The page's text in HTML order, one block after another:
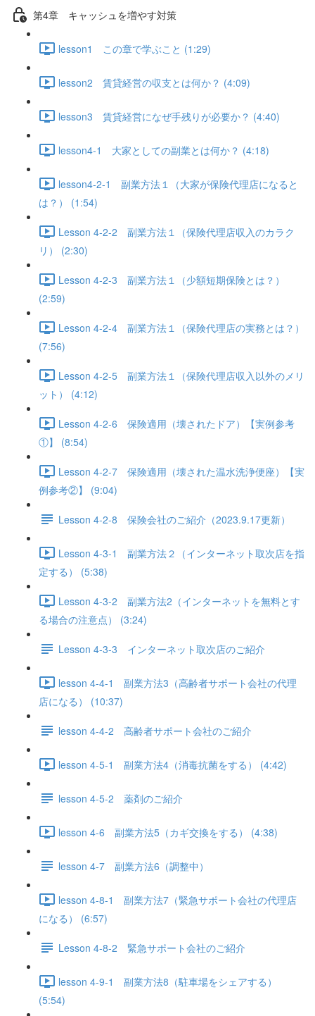
第4章 キャッシュを増やす対策
lesson1 この章で学ぶこと (1:29)
lesson2 賃貸経営の収支とは何か？ (4:09)
lesson3 賃貸経営になぜ手残りが必要か？ (4:40)
lesson4-1 大家としての副業とは何か？ (4:18)
lesson4-2-1 副業方法１（大家が保険代理店になると
は？） (1:54)
Lesson 4-2-2 副業方法１（保険代理店収入のカラク
リ） (2:30)
Lesson 4-2-3 副業方法１（少額短期保険とは？）
(2:59)
Lesson 4-2-4 副業方法１（保険代理店の実務とは？）
(7:56)
Lesson 4-2-5 副業方法１（保険代理店収入以外のメリ
ット） (4:12)
Lesson 4-2-6 保険適用（壊されたドア）【実例参考
①】 (8:54)
Lesson 4-2-7 保険適用（壊された温水洗浄便座）【実
例参考②】 (9:04)
Lesson 4-2-8 保険会社のご紹介（2023.9.17更新）
Lesson 4-3-1 副業方法２（インターネット取次店を指
定する） (5:38)
Lesson 4-3-2 副業方法2（インターネットを無料とす
る場合の注意点） (3:24)
Lesson 4-3-3 インターネット取次店のご紹介
lesson 4-4-1 副業方法3（高齢者サポート会社の代理
店になる） (10:37)
lesson 4-4-2 高齢者サポート会社のご紹介
lesson 4-5-1 副業方法4（消毒抗菌をする） (4:42)
lesson 4-5-2 薬剤のご紹介
lesson 4-6 副業方法5（カギ交換をする） (4:38)
lesson 4-7 副業方法6（調整中）
lesson 4-8-1 副業方法7（緊急サポート会社の代理店
になる） (6:57)
Lesson 4-8-2 緊急サポート会社のご紹介
lesson 4-9-1 副業方法8（駐車場をシェアする）
(5:54)